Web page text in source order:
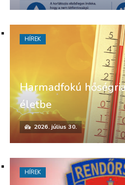
Harmadfokú
életbe
2026. július 30.
HÍREK
HÍREK